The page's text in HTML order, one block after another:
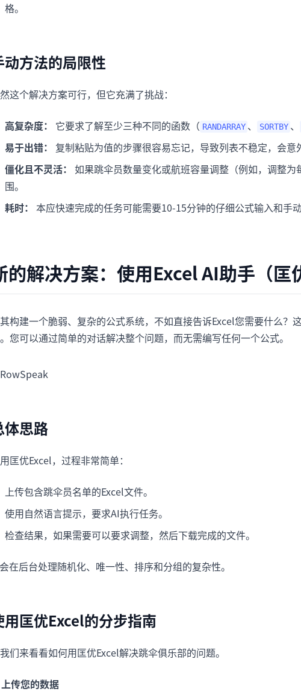
格。
动方法的局限性
这个解决方案可行，但它充满了挑战：
高复杂度： 它要求了解至少三种不同的函数（ RANDARRAY 、 SORTBY 、
易于出错：
复制粘贴为值的步骤很容易忘记，导致列表不稳定，会意
僵化且不灵活： 如果跳伞员数量变化或航班容量调整（例如，调整
围。
耗时： 本应快速完成的任务可能需要10-15分钟的仔细公式输入和手动
的解决方案：使用Excel AI助手（匡
构建一个脆弱、复杂的公式系统，不如直接告诉Excel您需要什么？
您可以通过简单的对话解决整个问题，而无需编写任何一个公式。
体思路
匡优Excel，过程非常简单：
上传包含跳伞员名单的Excel文件。
使用自然语言提示，要求AI执行任务。
检查结果，如果需要可以要求调整，然后下载完成的文件。
在后台处理随机化、唯一性、排序和分组的复杂性。
用匡优Excel的分步指南
们来看看如何用匡优Excel解决跳伞俱乐部的问题。
传您的数据